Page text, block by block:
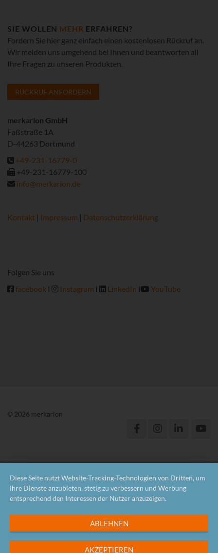
SIE WOLLEN MEHR ERFAHREN?
Fordern Sie hier ganz einfach einen kostenlosen Rückruf an.
Wir melden uns umgehend bei Ihnen und beantworten all
Ihre Fragen zu unseren Produkten.
RÜCKRUF ANFORDERN
merkarion GmbH
Faßstraße 1A
D-44263 Dortmund
+49-231-16779-0
+49-231-16779-100
info@merkarion.de
Kontakt | Impressum | Datenschutzerklärung
Folgen Sie uns
facebook I Instagram I LinkedIn I YouTube
© 2026 merkarion
Diese Seite nutzt Website-Tracking-Technologien von Dritten, um
ihre Dienste anzubieten, stetig zu verbessern und Werbung
entsprechend den Interessen der Nutzer anzuzeigen.
ABLEHNEN
AKZEPTIEREN